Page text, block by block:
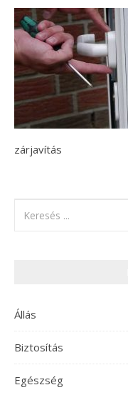
zárjavítás
Állás
Biztosítás
Egészség